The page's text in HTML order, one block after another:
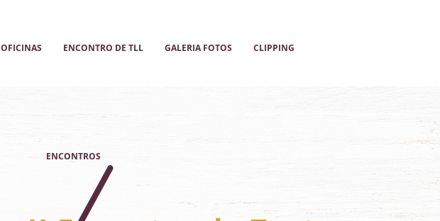
OFICINAS ENCONTRO DE TLL GALERIA FOTOS CLIPPING
ENCONTROS